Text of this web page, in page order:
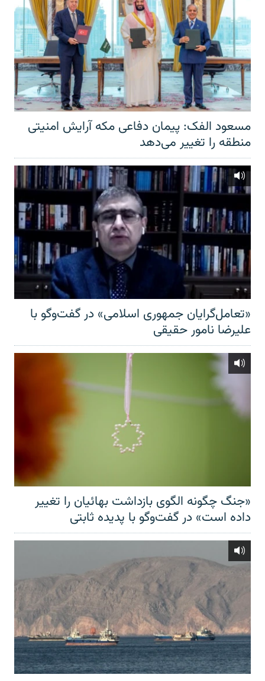
مسعود الفک: پیمان دفاعی مکه آرایش امنیتی
منطقه را تغییر می‌دهد
«تعامل‌گرایان جمهوری اسلامی» در گفت‌وگو با
علیرضا نامور حقیقی
«جنگ چگونه الگوی بازداشت بهائیان را تغییر
داده است» در گفت‌وگو با پدیده ثابتی